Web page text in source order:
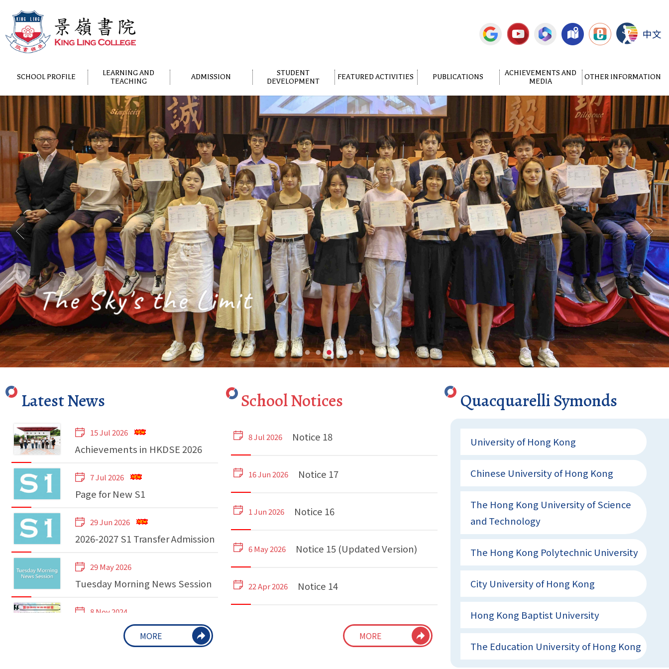
中文
SCHOOL PROFILE
LEARNING AND
TEACHING
ADMISSION
STUDENT
DEVELOPMENT
FEATURED ACTIVITIES PUBLICATIONS
ACHIEVEMENTS AND
MEDIA
OTHER INFORMATION
The Sky's the Limit
Latest News
15 Jul 2026
Achievements in HKDSE 2026
7 Jul 2026
Page for New S1
29 Jun 2026
2026-2027 S1 Transfer Admission
29 May 2026
Tuesday Morning News Session
8 Nov 2024
第七屆法團校董會家長校董選舉
MORE
School Notices
8 Jul 2026 Notice 18
16 Jun 2026 Notice 17
1 Jun 2026 Notice 16
6 May 2026 Notice 15 (Updated Version)
22 Apr 2026 Notice 14
MORE
Quacquarelli Symonds
University of Hong Kong
Chinese University of Hong Kong
The Hong Kong University of Science
and Technology
The Hong Kong Polytechnic University
City University of Hong Kong
Hong Kong Baptist University
The Education University of Hong Kong